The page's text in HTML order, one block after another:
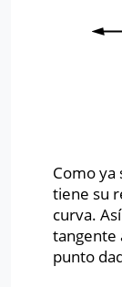
Como ya
tiene su
curva.
tangente
punto